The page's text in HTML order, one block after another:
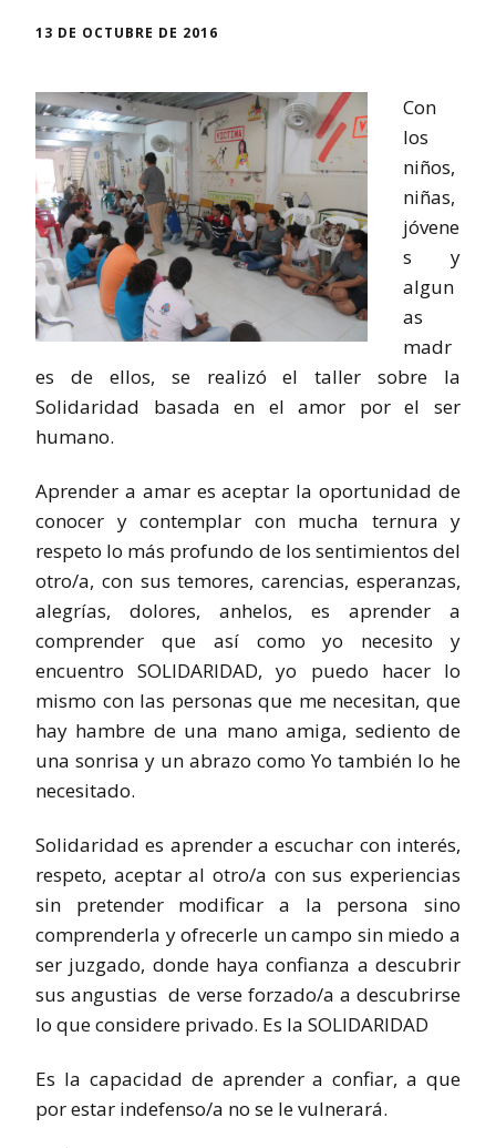
13 DE OCTUBRE DE 2016
Con
los
niños,
niñas,
jóvene
s y
algun
as
madr
es de ellos, se realizó el taller sobre la
Solidaridad basada en el amor por el ser
humano.
Aprender a amar es aceptar la oportunidad de
conocer y contemplar con mucha ternura y
respeto lo más profundo de los sentimientos del
otro/a, con sus temores, carencias, esperanzas,
alegrías, dolores, anhelos, es aprender a
comprender que así como yo necesito y
encuentro SOLIDARIDAD, yo puedo hacer lo
mismo con las personas que me necesitan, que
hay hambre de una mano amiga, sediento de
una sonrisa y un abrazo como Yo también lo he
necesitado.
Solidaridad es aprender a escuchar con interés,
respeto, aceptar al otro/a con sus experiencias
sin pretender modificar a la persona sino
comprenderla y ofrecerle un campo sin miedo a
ser juzgado, donde haya confianza a descubrir
sus angustias de verse forzado/a a descubrirse
lo que considere privado. Es la SOLIDARIDAD
Es la capacidad de aprender a confiar, a que
por estar indefenso/a no se le vulnerará.